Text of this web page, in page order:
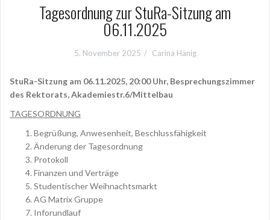
Tagesordnung zur StuRa-Sitzung am
06.11.2025
5. November 2025 Carina Hänig
StuRa-Sitzung am 06.11.2025, 20:00 Uhr, Besprechungszimmer
des Rektorats, Akademiestr.6/Mittelbau
TAGESORDNUNG
Begrüßung, Anwesenheit, Beschlussfähigkeit
Änderung der Tagesordnung
Protokoll
Finanzen und Verträge
Studentischer Weihnachtsmarkt
AG Matrix Gruppe
Inforundlauf